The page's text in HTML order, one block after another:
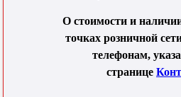
О стоимости и
точках розничной
телефонам,
странице